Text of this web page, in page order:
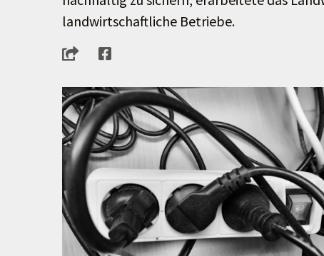
landwirtschaftliche Betriebe.